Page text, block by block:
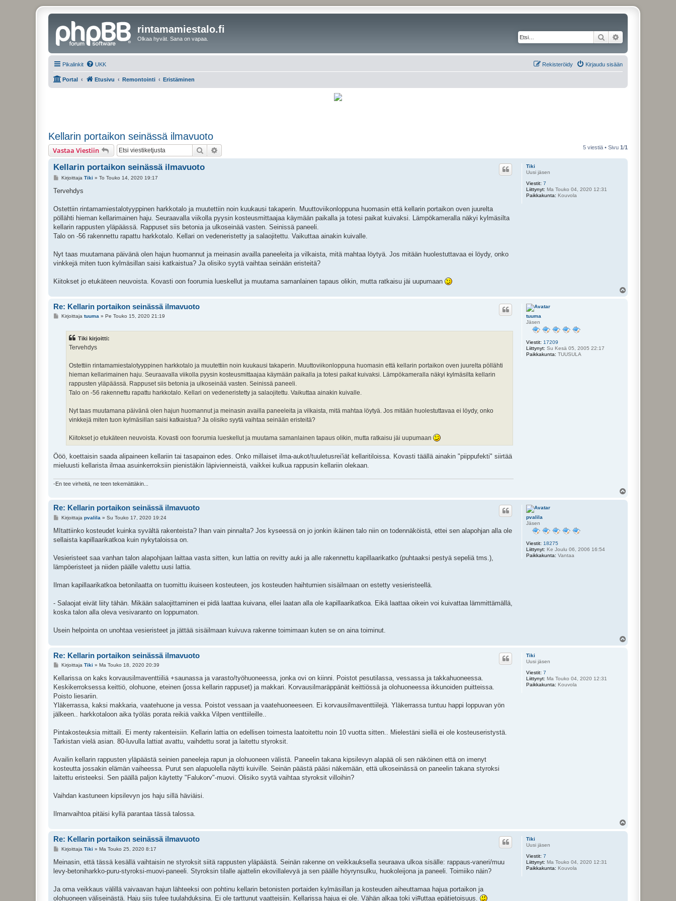
rintamamiestalo.fi
Olkaa hyvät. Sana on vapaa. Etsi
Pikalinkit UKK Kirjaudu sisään
Rekisteröidy
Portal Etusivu Remontointi Eristäminen
Kellarin portaikon seinässä ilmavuoto
Vastaa Viestiin Etsi 5 viestiä • Sivu 1/1
Tiki
Uusi jäsen
Viestit: 7
Liittynyt: Ma Touko 04, 2020 12:31
Paikkakunta: Kouvola
Kellarin portaikon seinässä ilmavuoto
V
e
i
Kirjoittaja Tiki » To Touko 14, 2020 19:17
Tervehdys
Ostettiin rintamamiestalotyyppinen harkkotalo ja muutettiin noin kuukausi takaperin. Muuttoviikonloppuna huomasin että kellarin portaikon oven juurelta
pöllähti hieman kellarimainen haju. Seuraavalla viikolla pyysin kosteusmittaajaa käymään paikalla ja totesi paikat kuivaksi. Lämpökameralla näkyi kylmäsilta
kellarin rappusten yläpäässä. Rappuset siis betonia ja ulkoseinää vasten. Seinissä paneeli.
Talo on -56 rakennettu rapattu harkkotalo. Kellari on vedeneristetty ja salaojitettu. Vaikuttaa ainakin kuivalle.
Nyt taas muutamana päivänä olen hajun huomannut ja meinasin availla paneeleita ja vilkaista, mitä mahtaa löytyä. Jos mitään huolestuttavaa ei löydy, onko
vinkkejä miten tuon kylmäsillan saisi katkaistua? Ja olisiko syytä vaihtaa seinään eristeitä?
Kiitokset jo etukäteen neuvoista. Kovasti oon foorumia lueskellut ja muutama samanlainen tapaus olikin, mutta ratkaisu jäi uupumaan
tuuma
Jäsen
Viestit: 17209
Liittynyt: Su Kesä 05, 2005 22:17
Paikkakunta: TUUSULA
Re: Kellarin portaikon seinässä ilmavuoto
VKirjoittaja tuuma » Pe Touko 15, 2020 21:19
Tiki kirjoitti:
Tervehdys
Ostettiin rintamamiestalotyyppinen harkkotalo ja muutettiin noin kuukausi takaperin. Muuttoviikonloppuna huomasin että kellarin portaikon oven juurelta pöllähti
hieman kellarimainen haju. Seuraavalla viikolla pyysin kosteusmittaajaa käymään paikalla ja totesi paikat kuivaksi. Lämpökameralla näkyi kylmäsilta kellarin
rappusten yläpäässä. Rappuset siis betonia ja ulkoseinää vasten. Seinissä paneeli.
Talo on -56 rakennettu rapattu harkkotalo. Kellari on vedeneristetty ja salaojitettu. Vaikuttaa ainakin kuivalle.
Nyt taas muutamana päivänä olen hajun huomannut ja meinasin availla paneeleita ja vilkaista, mitä mahtaa löytyä. Jos mitään huolestuttavaa ei löydy, onko
vinkkejä miten tuon kylmäsillan saisi katkaistua? Ja olisiko syytä vaihtaa seinään eristeitä?
Kiitokset jo etukäteen neuvoista. Kovasti oon foorumia lueskellut ja muutama samanlainen tapaus olikin, mutta ratkaisu jäi uupumaan
Ööö, koettaisin saada alipaineen kellariin tai tasapainon edes. Onko millaiset ilma-aukot/tuuletusrei'iät kellaritiloissa. Kovasti täällä ainakin "piippufekti" siirtää
mieluusti kellarista ilmaa asuinkerroksiin pienistäkin läpivienneistä, vaikkei kulkua rappusin kellariin olekaan.
-En tee virheitä, ne teen tekemättäkin...
pvalila
Jäsen
Viestit: 18275
Liittynyt: Ke Joulu 06, 2006 16:54
Paikkakunta: Vantaa
Re: Kellarin portaikon seinässä ilmavuoto
V
e
t
Kirjoittaja pvalila » Su Touko 17, 2020 19:24
MItattiinko kosteudet kuinka syvältä rakenteista? Ihan vain pinnalta? Jos kyseessä on jo jonkin ikäinen talo niin on todennäköistä, ettei sen alapohjan alla ole
sellaista kapillaarikatkoa kuin nykytaloissa on.
Vesieristeet saa vanhan talon alapohjaan laittaa vasta sitten, kun lattia on revitty auki ja alle rakennettu kapillaarikatko (puhtaaksi pestyä sepeliä tms.),
lämpöeristeet ja niiden päälle valettu uusi lattia.
Ilman kapillaarikatkoa betonilaatta on tuomittu ikuiseen kosteuteen, jos kosteuden haihtumien sisäilmaan on estetty vesieristeellä.
- Salaojat eivät liity tähän. Mikään salaojittaminen ei pidä laattaa kuivana, ellei laatan alla ole kapillaarikatkoa. Eikä laattaa oikein voi kuivattaa lämmittämällä,
koska talon alla oleva vesivaranto on loppumaton.
Usein helpointa on unohtaa vesieristeet ja jättää sisäilmaan kuivuva rakenne toimimaan kuten se on aina toiminut.
Tiki
Uusi jäsen
Viestit: 7
Liittynyt: Ma Touko 04, 2020 12:31
Paikkakunta: Kouvola
Re: Kellarin portaikon seinässä ilmavuoto
V
e
t
i
Kirjoittaja Tiki » Ma Touko 18, 2020 20:39
Kellarissa on kaks korvausilmaventtiiliä +saunassa ja varasto/työhuoneessa, jonka ovi on kiinni. Poistot pesutilassa, vessassa ja takkahuoneessa.
Keskikerroksessa keittiö, olohuone, eteinen (jossa kellarin rappuset) ja makkari. Korvausilmaräppänät keittiössä ja olohuoneessa ikkunoiden puitteissa.
Poisto liesariin.
Yläkerrassa, kaksi makkaria, vaatehuone ja vessa. Poistot vessaan ja vaatehuoneeseen. Ei korvausilmaventtiilejä. Yläkerrassa tuntuu happi loppuvan yön
jälkeen.. harkkotaloon aika työläs porata reikiä vaikka Vilpen venttiileille..
Pintakosteuksia mittaili. Ei menty rakenteisiin. Kellarin lattia on edellisen toimesta laatoitettu noin 10 vuotta sitten.. Mielestäni siellä ei ole kosteuseristystä.
Tarkistan vielä asian. 80-luvulla lattiat avattu, vaihdettu sorat ja laitettu styroksit.
Availin kellarin rappusten yläpäästä seinien paneeleja rapun ja olohuoneen välistä. Paneelin takana kipsilevyn alapää oli sen näköinen että on imenyt
kosteutta jossakin elämän vaiheessa. Purut sen alapuolella näytti kuiville. Seinän päästä pääsi näkemään, että ulkoseinässä on paneelin takana styroksi
laitettu eristeeksi. Sen päällä paljon käytetty "Falukorv"-muovi. Olisiko syytä vaihtaa styroksit villoihin?
Vaihdan kastuneen kipsilevyn jos haju sillä häviäisi.
Ilmanvaihtoa pitäisi kyllä parantaa tässä talossa.
Tiki
Uusi jäsen
Viestit: 7
Liittynyt: Ma Touko 04, 2020 12:31
Paikkakunta: Kouvola
Re: Kellarin portaikon seinässä ilmavuoto
V
e
t
Kirjoittaja Tiki » Ma Touko 25, 2020 8:17
Meinasin, että tässä kesällä vaihtaisin ne styroksit siitä rappusten yläpäästä. Seinän rakenne on veikkauksella seuraava ulkoa sisälle: rappaus-vaneri/muu
levy-betoniharkko-puru-styroksi-muovi-paneeli. Styroksin tilalle ajattelin ekovillalevyä ja sen päälle höyrynsulku, huokoleijona ja paneeli. Toimiiko näin?
Ja oma veikkaus välillä vaivaavan hajun lähteeksi oon pohtinu kellarin betonisten portaiden kylmäsillan ja kosteuden aiheuttamaa hajua portaikon ja
olohuoneen väliseinästä. Haju siis tulee tuulahduksina. Ei ole tarttunut vaatteisiin. Kellarissa hajua ei ole. Vähän alkaa toki vi#uttaa epätietoisuus.